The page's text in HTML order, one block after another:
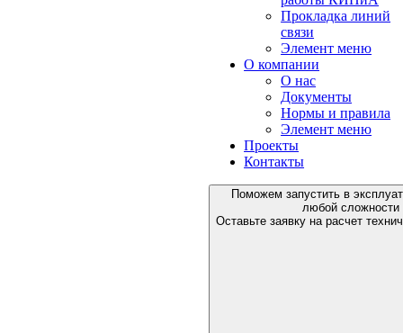
Прокладка линий
связи
Элемент меню
О компании
О нас
Документы
Нормы и правила
Элемент меню
Проекты
Контакты
Поможем запустить в
любой сложности
Оставьте заявку на расчет